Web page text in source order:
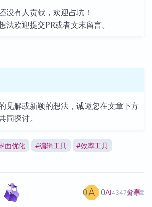
没有人贡献，欢迎占坑！
法欢迎提交PR或者文末留言。
见解或新颖的想法，诚邀您在文章下方
同探讨。
面优化 #编辑工具 #效率工具
AI4347篇文章
0 0 分享